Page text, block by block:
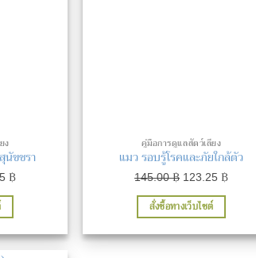
ง
นัขชรา
฿Current
คู่มือการดูแลสัตว์เลี้ยง
แมว รอบรู้โรคและภัยใกล้ตัว
145.00฿ Original
price
was:
123.25 ฿
สั่งซื้อทางเว็บไซต์